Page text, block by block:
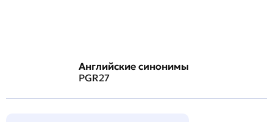
Английские синонимы
PGR27